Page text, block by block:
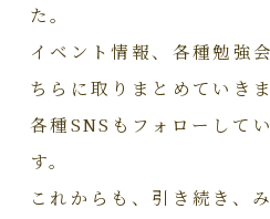
た。
イベント情報、各種勉強
ちらに取りまとめていきま
各種SNSもフォローして
す。
これからも、引き続き、